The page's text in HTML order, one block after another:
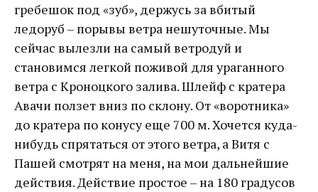
гребешок под «зуб», держусь за вбитый
ледоруб – порывы ветра нешуточные. Мы
сейчас вылезли на самый ветродуй и
становимся легкой поживой для ураганного
ветра с Кроноцкого залива. Шлейф с кратера
Авачи ползет вниз по склону. От «воротника»
до кратера по конусу еще 700 м. Хочется куда-
нибудь спрятаться от этого ветра, а Витя с
Пашей смотрят на меня, на мои дальнейшие
действия. Действие простое – на 180 градусов